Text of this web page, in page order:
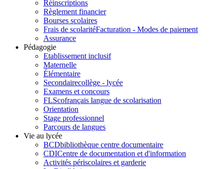
Réinscriptions
Règlement financier
Bourses scolaires
Frais de scolaritéFacturation - Modes de paiement
Assurance
Pédagogie
Etablissement inclusif
Maternelle
Élémentaire
Secondairecollège - lycée
Examens et concours
FLScofrançais langue de scolarisation
Orientation
Stage professionnel
Parcours de langues
Vie au lycée
BCDbibliothèque centre documentaire
CDICentre de documentation et d'information
Activités périscolaires et garderie